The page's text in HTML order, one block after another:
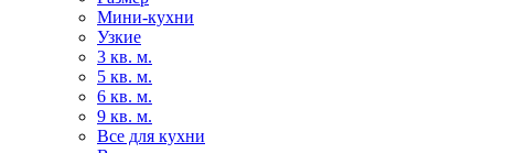
Мини-кухни
Узкие
3 кв. м.
5 кв. м.
6 кв. м.
9 кв. м.
Все для кухни